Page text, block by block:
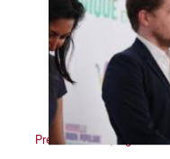
Présidentielles,